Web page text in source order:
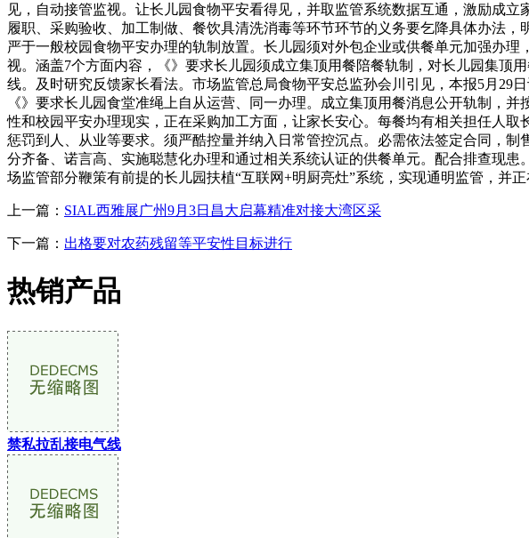
见，自动接管监视。让长儿园食物平安看得见，并取监管系统数据互通，激励成
履职、采购验收、加工制做、餐饮具清洗消毒等环节环节的义务要乞降具体办法
严于一般校园食物平安办理的轨制放置。长儿园须对外包企业或供餐单元加强办
视。涵盖7个方面内容，《》要求长儿园须成立集顶用餐陪餐轨制，对长儿园集顶
线。及时研究反馈家长看法。市场监管总局食物平安总监孙会川引见，本报5月29
《》要求长儿园食堂准绳上自从运营、同一办理。成立集顶用餐消息公开轨制，
性和校园平安办理现实，正在采购加工方面，让家长安心。每餐均有相关担任人
惩罚到人、从业等要求。须严酷控量并纳入日常管控沉点。必需依法签定合同，
分齐备、诺言高、实施聪慧化办理和通过相关系统认证的供餐单元。配合排查现
场监管部分鞭策有前提的长儿园扶植“互联网+明厨亮灶”系统，实现通明监管，并
上一篇： SIAL西雅展广州9月3日昌大启幕精准对接大湾区采
下一篇： 出格要对农药残留等平安性目标进行
热销产品
禁私拉乱接电气线